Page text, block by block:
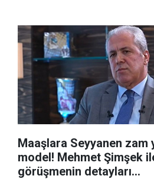
Maaşlara Seyyanen zam
model! Mehmet Şimşek
görüşmenin detayları...